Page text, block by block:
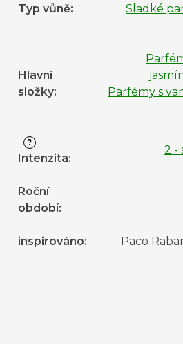
Typ vůně:
Sladké
Hlavní
složky:
Parfémy s
?
Intenzita:
2 -
Roční
období:
inspirováno: Paco